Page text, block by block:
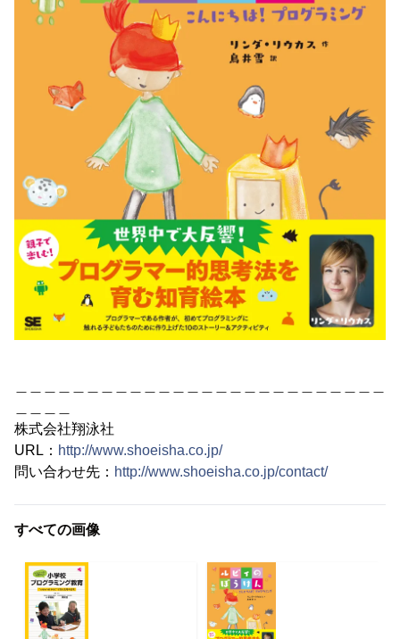
株式会社翔泳社
URL： http://www.shoeisha.co.jp/
問い合わせ先： http://www.shoeisha.co.jp/contact/
すべての画像